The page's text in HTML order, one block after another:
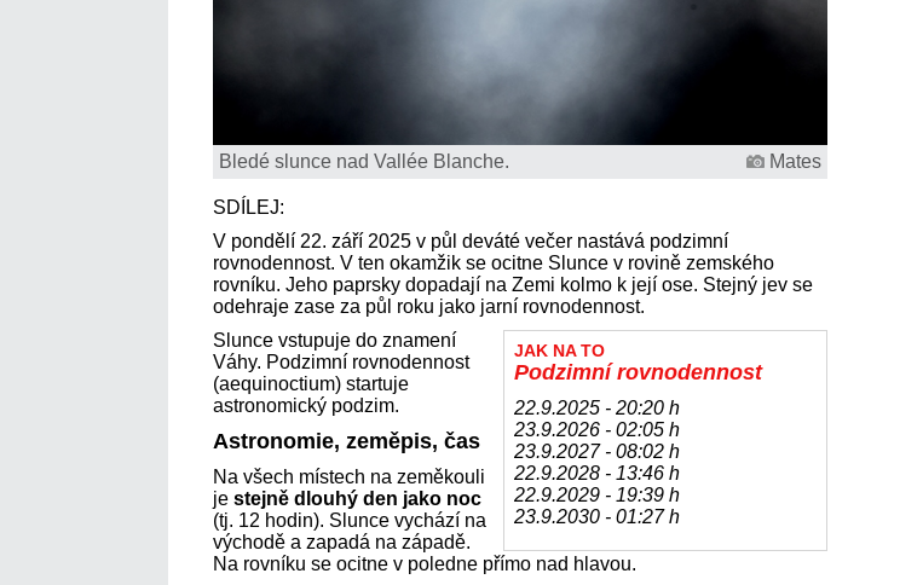
Bledé slunce nad Vallée Blanche. Mates
SDÍLEJ:
V pondělí 22. září 2025 v půl deváté večer nastává podzimní
rovnodennost. V ten okamžik se ocitne Slunce v rovině zemského
rovníku. Jeho paprsky dopadají na Zemi kolmo k její ose. Stejný jev se
odehraje zase za půl roku jako jarní rovnodennost.
JAK NA TO
Podzimní rovnodennost
22.9.2025 - 20:20 h
23.9.2026 - 02:05 h
23.9.2027 - 08:02 h
22.9.2028 - 13:46 h
22.9.2029 - 19:39 h
23.9.2030 - 01:27 h
Slunce vstupuje do znamení
Váhy. Podzimní rovnodennost
(aequinoctium) startuje
astronomický podzim.
Astronomie, zeměpis, čas
Na všech místech na zeměkouli
je stejně dlouhý den jako noc
(tj. 12 hodin). Slunce vychází na
východě a zapadá na západě.
Na rovníku se ocitne v poledne přímo nad hlavou.